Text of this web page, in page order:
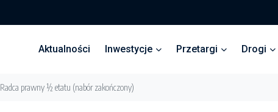
Aktualności Inwestycje Przetargi Drogi
Radca prawny ½ etatu (nabór zakończony)